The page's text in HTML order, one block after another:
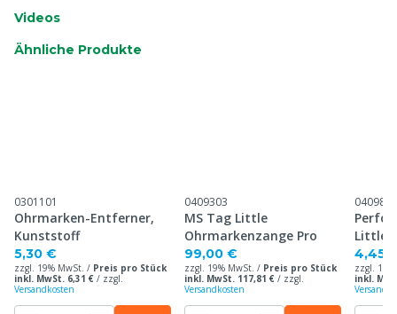
Videos
Ähnliche Produkte
0301101
Ohrmarken-Entferner,
Kunststoff
5,30 €
zzgl. 19% MwSt. / Preis pro Stück
inkl. MwSt. 6,31 € / zzgl.
Versandkosten
0409303
MS Tag Little
Ohrmarkenzange Pro
99,00 €
zzgl. 19% MwSt. / Preis pro Stück
inkl. MwSt. 117,81 € / zzgl.
Versandkosten
0409834
Little
4,45
zzgl.
inkl.